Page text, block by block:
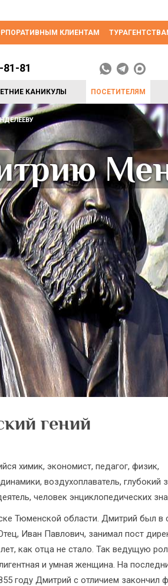
КЛИЕНТАМ
КАНИКУЛЫ ПОСЕТИТЕЛЯМ
81-81
гений
химик, экономист, педагог, физик,
воздухоплаватель, глубокий
человек энциклопедических
Тюменской области. Дмитрий был в
Иван Павлович, занимал пост
как отца не стало. Так ведущую
и умная женщина. На
году Дмитрий с отличием закончил